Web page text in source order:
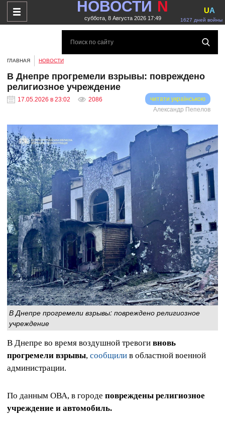
НОВОСТИ N
суббота, 8 Августа 2026 17:49 1627 дней войны
UA
ГЛАВНАЯ НОВОСТИ
В Днепре прогремели взрывы: повреждено
религиозное учреждение
17.05.2026 в 23:02 2086
читати українською
Александр Пепелов
В Днепре прогремели взрывы: повреждено религиозное
учреждение
В Днепре во время воздушной тревоги вновь
прогремели взрывы, сообщили в областной военной
администрации.
По данным ОВА, в городе повреждены религиозное
учреждение и автомобиль.